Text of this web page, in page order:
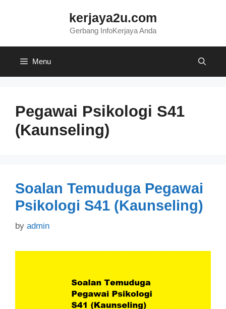
kerjaya2u.com
Gerbang InfoKerjaya Anda
Menu
Pegawai Psikologi S41
(kaunseling)
Soalan Temuduga Pegawai
Psikologi S41 (Kaunseling)
by admin